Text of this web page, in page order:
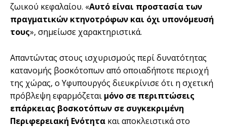
ζωικού κεφαλαίου. «Αυτό είναι προστασία των
πραγματικών κτηνοτρόφων και όχι υπονόμευσή
τους», σημείωσε χαρακτηριστικά.
Απαντώντας στους ισχυρισμούς περί δυνατότητας
κατανομής βοσκότοπων από οποιαδήποτε περιοχή
της χώρας, ο Υφυπουργός διευκρίνισε ότι η σχετική
πρόβλεψη εφαρμόζεται μόνο σε περιπτώσεις
επάρκειας βοσκοτόπων σε συγκεκριμένη
Περιφερειακή Ενότητα και αποκλειστικά στο